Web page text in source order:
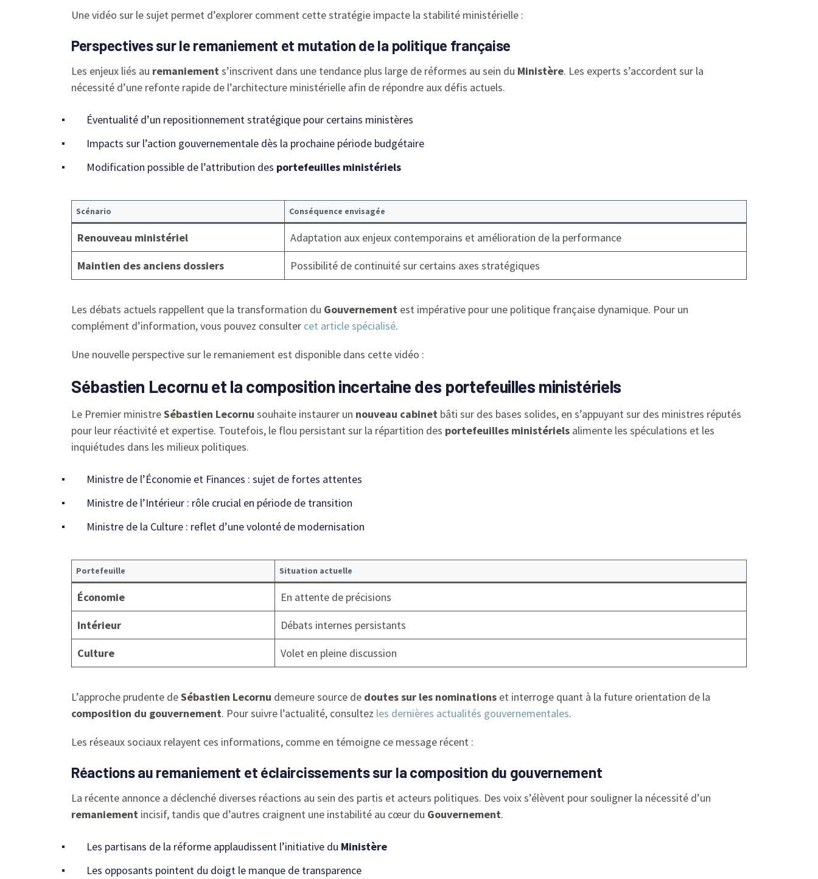
Une vidéo sur le sujet permet d’explorer comment cette stratégie impacte la stabilité ministérielle :
Perspectives sur le remaniement et mutation de la politique française
Les enjeux liés au remaniement s’inscrivent dans une tendance plus large de réformes au sein du Ministère. Les experts s’accordent sur la
nécessité d’une refonte rapide de l’architecture ministérielle afin de répondre aux défis actuels.
Éventualité d’un repositionnement stratégique pour certains ministères
Impacts sur l’action gouvernementale dès la prochaine période budgétaire
Modification possible de l’attribution des portefeuilles ministériels
Scénario Conséquence envisagée
Renouveau ministériel
Adaptation aux enjeux contemporains et amélioration de la performance
Maintien des anciens dossiers
Possibilité de continuité sur certains axes stratégiques
Les débats actuels rappellent que la transformation du Gouvernement est impérative pour une politique française dynamique. Pour un
complément d’information, vous pouvez consulter cet article spécialisé.
Une nouvelle perspective sur le remaniement est disponible dans cette vidéo :
Sébastien Lecornu et la composition incertaine des portefeuilles ministériels
Le Premier ministreSébastien Lecornu souhaite instaurer un nouveau cabinet bâti sur des bases solides, en s’appuyant sur des ministres réputés
pour leur réactivité et expertise. Toutefois, le flou persistant sur la répartition des portefeuilles ministériels alimente les spéculations et les
inquiétudes dans les milieux politiques.
Ministre de l’Économie et Finances : sujet de fortes attentes
Ministre de l’Intérieur : rôle crucial en période de transition
Ministre de la Culture : reflet d’une volonté de modernisation
Portefeuille Situation actuelle
Économie
En attente de précisions
Intérieur
Débats internes persistants
Culture
Volet en pleine discussion
L’approche prudente deSébastien Lecornu demeure source de doutes sur les nominations et interroge quant à la future orientation de la
composition du gouvernement. Pour suivre l’actualité, consultez les dernières actualités gouvernementales.
Les réseaux sociaux relayent ces informations, comme en témoigne ce message récent :
Réactions au remaniement et éclaircissements sur la composition du gouvernement
La récente annonce a déclenché diverses réactions au sein des partis et acteurs politiques. Des voix s’élèvent pour souligner la nécessité d’un
remaniement incisif, tandis que d’autres craignent une instabilité au cœur du Gouvernement.
Les partisans de la réforme applaudissent l’initiative du Ministère
Les opposants pointent du doigt le manque de transparence